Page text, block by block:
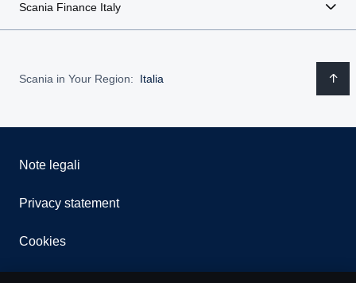
Scania Finance Italy
Scania in Your Region: Italia
Note legali
Privacy statement
Cookies